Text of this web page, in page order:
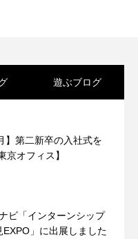
遊ぶブログ
】第二新卒の入社式を
京オフィス】
ビ「インターンシップ
」に出展しました